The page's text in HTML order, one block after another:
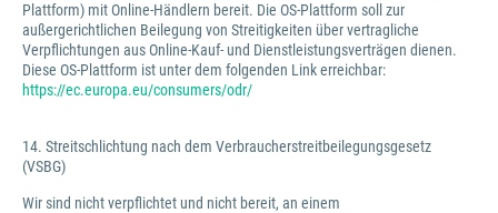
Plattform) mit Online-Händlern bereit. Die OS-Plattform soll zur
außergerichtlichen Beilegung von Streitigkeiten über vertragliche
Verpflichtungen aus Online-Kauf- und Dienstleistungsverträgen dienen.
Diese OS-Plattform ist unter dem folgenden Link erreichbar:
https://ec.europa.eu/consumers/odr/
14. Streitschlichtung nach dem Verbraucherstreitbeilegungsgesetz
(VSBG)
Wir sind nicht verpflichtet und nicht bereit, an einem